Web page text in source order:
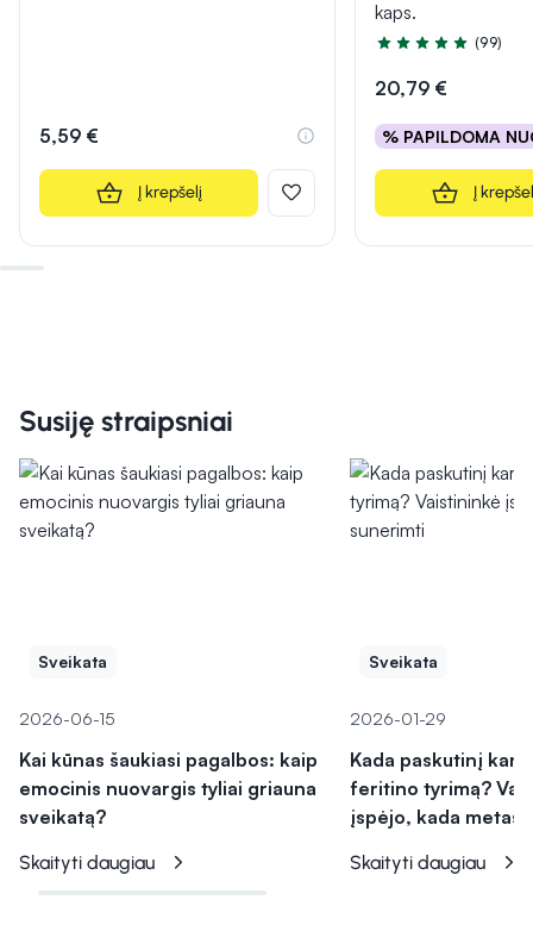
5,59 €
Į krepšelį
kaps.
Įvertinimas 4.9 iš 5
(99)
20,79 €
% PAPILDOMA
Į
Susiję straipsniai
Sveikata
2026-06-15
Kai kūnas šaukiasi pagalbos: kaip
emocinis nuovargis tyliai griauna
sveikatą?
Skaityti daugiau
Sveikata
2026-01-29
Kada paskutinį
feritino tyrimą?
įspėjo, kada metas
Skaityti daugiau